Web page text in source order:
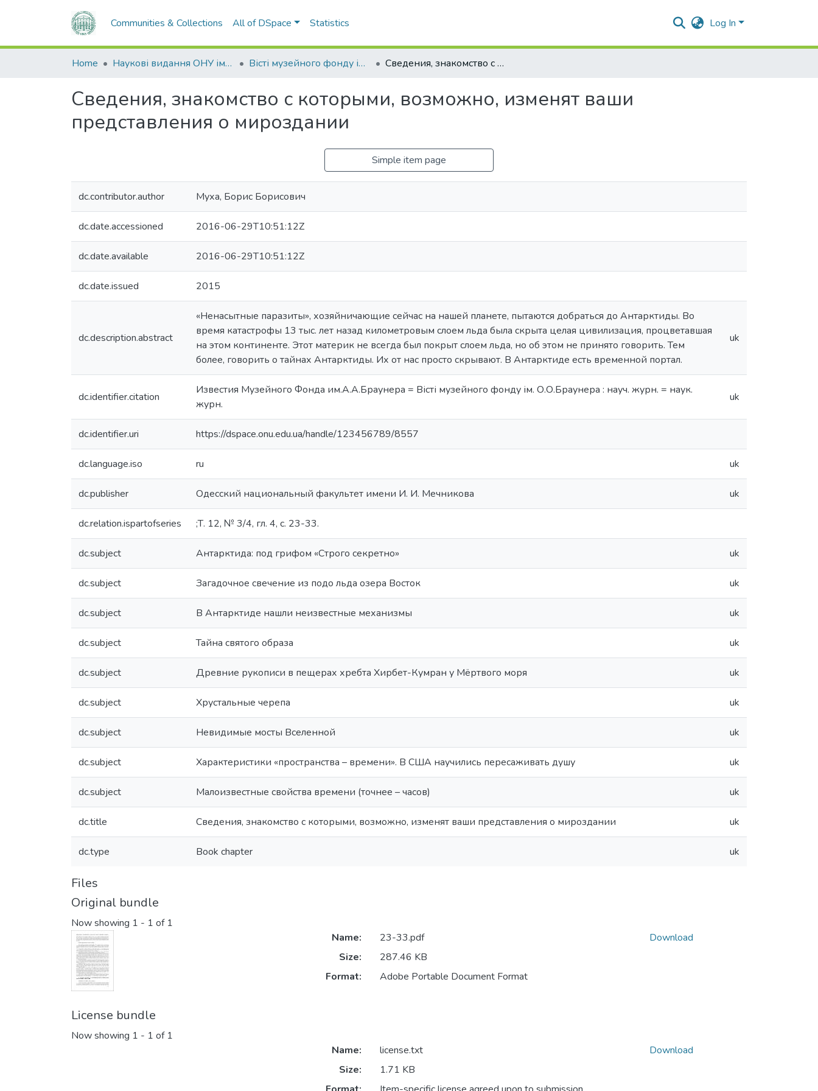
Communities & Collections All of DSpace Statistics Log In
Home Наукові видання ОНУ імені І. І. Мечникова Вісті музейного фонду ім. О. О. Браунера Сведения, знакомство с которыми, возможно, изменят ваши представления о мироздании
Сведения, знакомство с которыми, возможно, изменят ваши
представления о мироздании
Simple item page
dc.contributor.author Муха, Борис Борисович
dc.date.accessioned 2016-06-29T10:51:12Z
dc.date.available 2016-06-29T10:51:12Z
dc.date.issued 2015
dc.description.abstract
«Ненасытные паразиты», хозяйничающие сейчас на нашей планете, пытаются добраться до Антарктиды. Во
время катастрофы 13 тыс. лет назад километровым слоем льда была скрыта целая цивилизация, процветавшая
на этом континенте. Этот материк не всегда был покрыт слоем льда, но об этом не принято говорить. Тем
более, говорить о тайнах Антарктиды. Их от нас просто скрывают. В Антарктиде есть временной портал.
uk
dc.identifier.citation
Известия Музейного Фонда им.А.А.Браунера = Вісті музейного фонду ім. О.О.Браунера : науч. журн. = наук.
журн.
uk
dc.identifier.uri https://dspace.onu.edu.ua/handle/123456789/8557
dc.language.iso ru uk
dc.publisher Одесский национальный факультет имени И. И. Мечникова uk
dc.relation.ispartofseries ;Т. 12, № 3/4, гл. 4, с. 23-33.
dc.subject Антарктида: под грифом «Строго секретно» uk
dc.subject Загадочное свечение из подо льда озера Восток uk
dc.subject В Антарктиде нашли неизвестные механизмы uk
dc.subject Тайна святого образа uk
dc.subject Древние рукописи в пещерах хребта Хирбет-Кумран у Мёртвого моря uk
dc.subject Хрустальные черепа uk
dc.subject Невидимые мосты Вселенной uk
dc.subject Характеристики «пространства – времени». В США научились пересаживать душу uk
dc.subject Малоизвестные свойства времени (точнее – часов) uk
dc.title Сведения, знакомство с которыми, возможно, изменят ваши представления о мироздании uk
dc.type Book chapter uk
Files
Original bundle
Now showing 1 - 1 of 1
Name:
23-33.pdf
Size:
287.46 KB
Format:
Adobe Portable Document Format
Download
License bundle
Now showing 1 - 1 of 1
Name:
license.txt
Size:
1.71 KB
Download